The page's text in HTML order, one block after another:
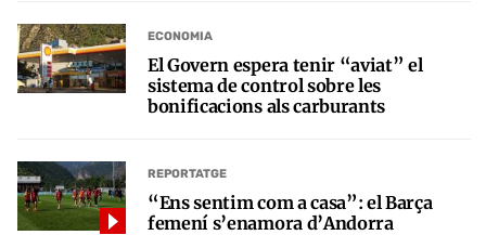
ECONOMIA
El Govern espera tenir “aviat” el
sistema de control sobre les
bonificacions als carburants
REPORTATGE
“Ens sentim com a casa”: el Barça
femení s’enamora d’Andorra